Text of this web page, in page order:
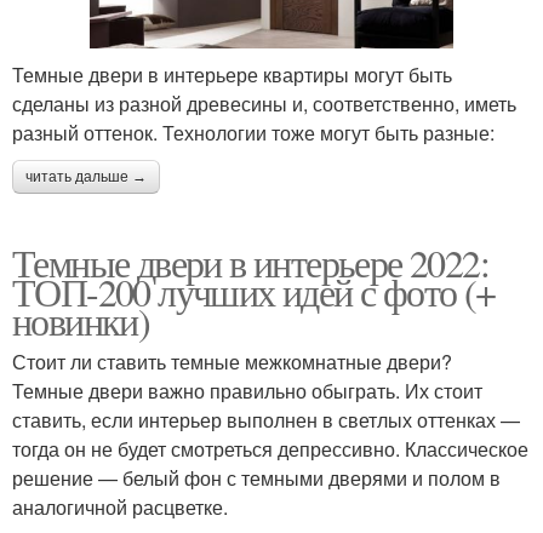
Темные двери в интерьере квартиры могут быть
сделаны из разной древесины и, соответственно, иметь
разный оттенок. Технологии тоже могут быть разные:
читать дальше →
Темные двери в интерьере 2022:
ТОП-200 лучших идей с фото (+
новинки)
Стоит ли ставить темные межкомнатные двери?
Темные двери важно правильно обыграть. Их стоит
ставить, если интерьер выполнен в светлых оттенках —
тогда он не будет смотреться депрессивно. Классическое
решение — белый фон с темными дверями и полом в
аналогичной расцветке.